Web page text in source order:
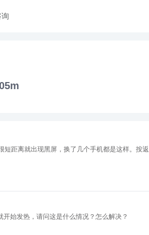
询
距离就出现黑屏，换了几个手机都是这样。按
始发热，请问这是什么情况？怎么解决？